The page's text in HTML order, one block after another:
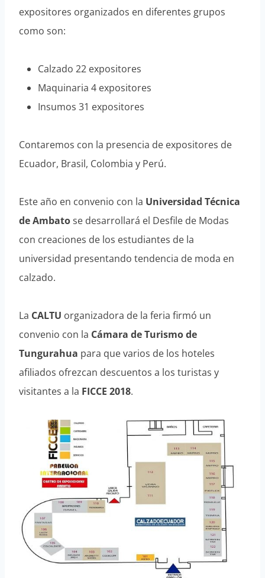
expositores organizados en diferentes grupos
como son:
Calzado 22 expositores
Maquinaria 4 expositores
Insumos 31 expositores
Contaremos con la presencia de expositores de
Ecuador, Brasil, Colombia y Perú.
Este año en convenio con la Universidad Técnica
de Ambatose desarrollará el Desfile de Modas
con creaciones de los estudiantes de la
universidad presentando tendencia de moda en
calzado.
La CALTU organizadora de la feria firmó un
convenio con la Cámara de Turismo de
Tungurahua para que varios de los hoteles
afiliados ofrezcan descuentos a los turistas y
visitantes a la FICCE 2018.